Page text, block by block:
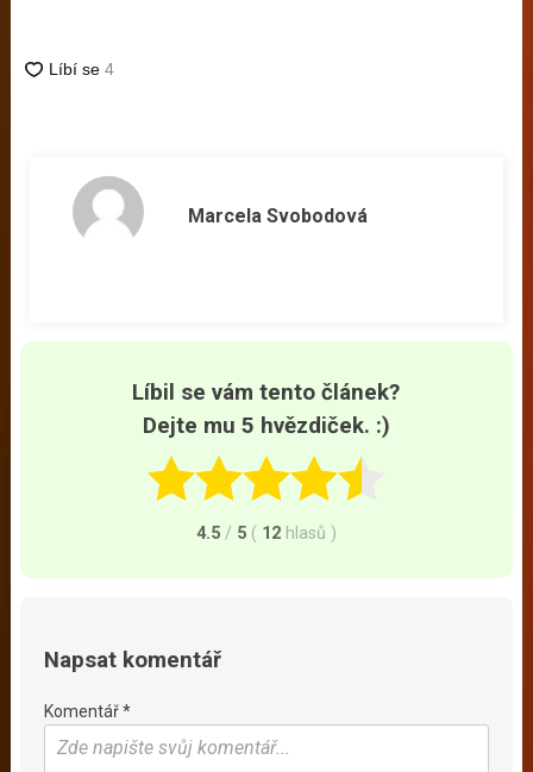
Marcela Svobodová
Líbil se vám tento článek?
Dejte mu 5 hvězdiček. :)
4.5 / 5 ( 12 hlasů )
Napsat komentář
Komentář *